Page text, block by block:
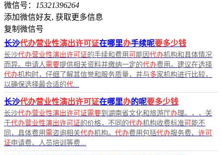
微信号：
15321396264
添加微信好友, 获取更多信息
复制微信号
长沙代办营业性演出许可证在哪里办手续呢要多少钱
长沙代办营业性演出许可证的手续和费用 可 能因 代办机构和具体情况
而异。申请人 需要提供相关资料并缴纳一定的代办费用。建议在选择
代办机构时，仔细了解其信誉和服务质量，并与多家机构进行比较，
以确保选择最合适的代
长沙代办营业性演出许可证在哪里办的呢要多少钱
长沙代办营业性演出许可证需要到湖南省文化和旅游厅办理。，，关
于代办营业性演出许可证的价格，不同的代办机构收费标准 可 能不
同，具体费用 需咨询相关代办机构。 代办费用包括代办服务费、 许可
证 申请费、人员培训等费...